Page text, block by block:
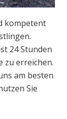
kompetent
besten
Sie